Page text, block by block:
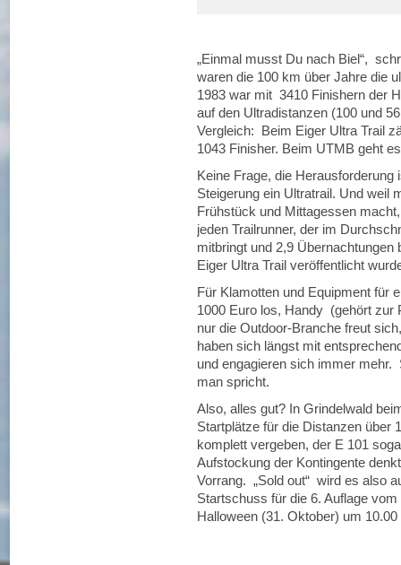
„Einmal musst Du nach Biel“,
waren die 100 km über Jahre die
1983 war mit 3410 Finishern der
auf den Ultradistanzen (100 und
Vergleich: Beim Eiger Ultra Trail
1043 Finisher. Beim UTMB geht
Keine Frage, die
Steigerung ein Ultratrail. Und weil
Frühstück und Mittagessen
jeden Trailrunner, der im
mitbringt und 2,9
Eiger Ultra Trail veröffentlicht
Für Klamotten und Equipment für
1000 Euro los, Handy (gehört
nur die Outdoor-Branche freut
haben sich längst mit
und engagieren sich immer
man spricht.
Also, alles gut? In Grindelwald
Startplätze für die Distanzen über
komplett vergeben, der E 101
Aufstockung der Kontingente
Vorrang. „Sold out“ wird es also
Startschuss für die 6. Auflage
Halloween (31. Oktober) um 10.00